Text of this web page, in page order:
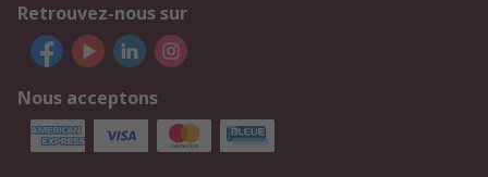
Retrouvez-nous sur
Nous acceptons